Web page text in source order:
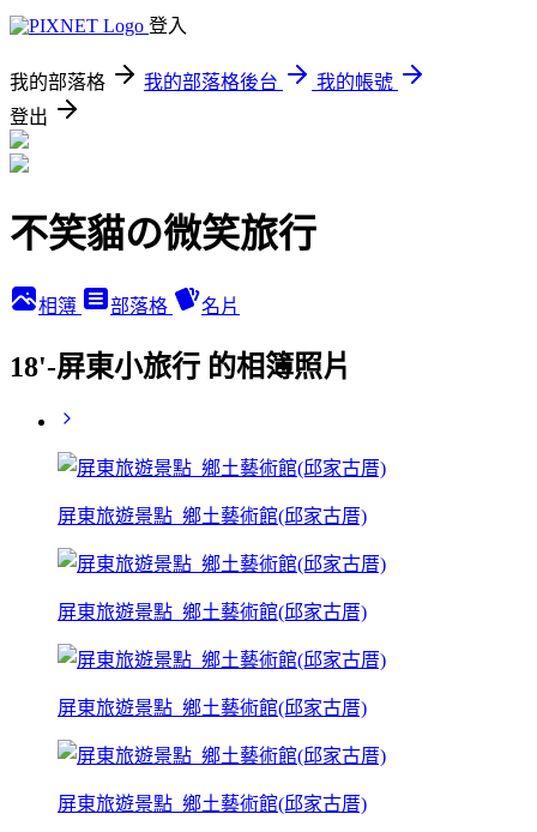
登入
我的部落格 我的部落格後台
我的帳號
登出
不笑貓の微笑旅行
相簿 部落格 名片
18'-屏東小旅行 的相簿照片
屏東旅遊景點_鄉土藝術館(邱家古厝)
屏東旅遊景點_鄉土藝術館(邱家古厝)
屏東旅遊景點_鄉土藝術館(邱家古厝)
屏東旅遊景點_鄉土藝術館(邱家古厝)